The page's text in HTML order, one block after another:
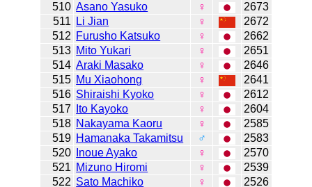
510 Asano Yasuko ♀
2673
511
Li Jian ♀
2672
512 Furusho Katsuko ♀
2662
513 Mito Yukari ♀
2651
514 Araki Masako ♀
2646
515 Mu Xiaohong ♀
2641
516 Shiraishi Kyoko ♀
2612
517
Ito Kayoko ♀
2604
518 Nakayama Kaoru ♀
2585
519 Hamanaka Takamitsu ♂
2583
520
Inoue Ayako ♀
2570
521 Mizuno Hiromi ♀
2539
522 Sato Machiko ♀ 2526